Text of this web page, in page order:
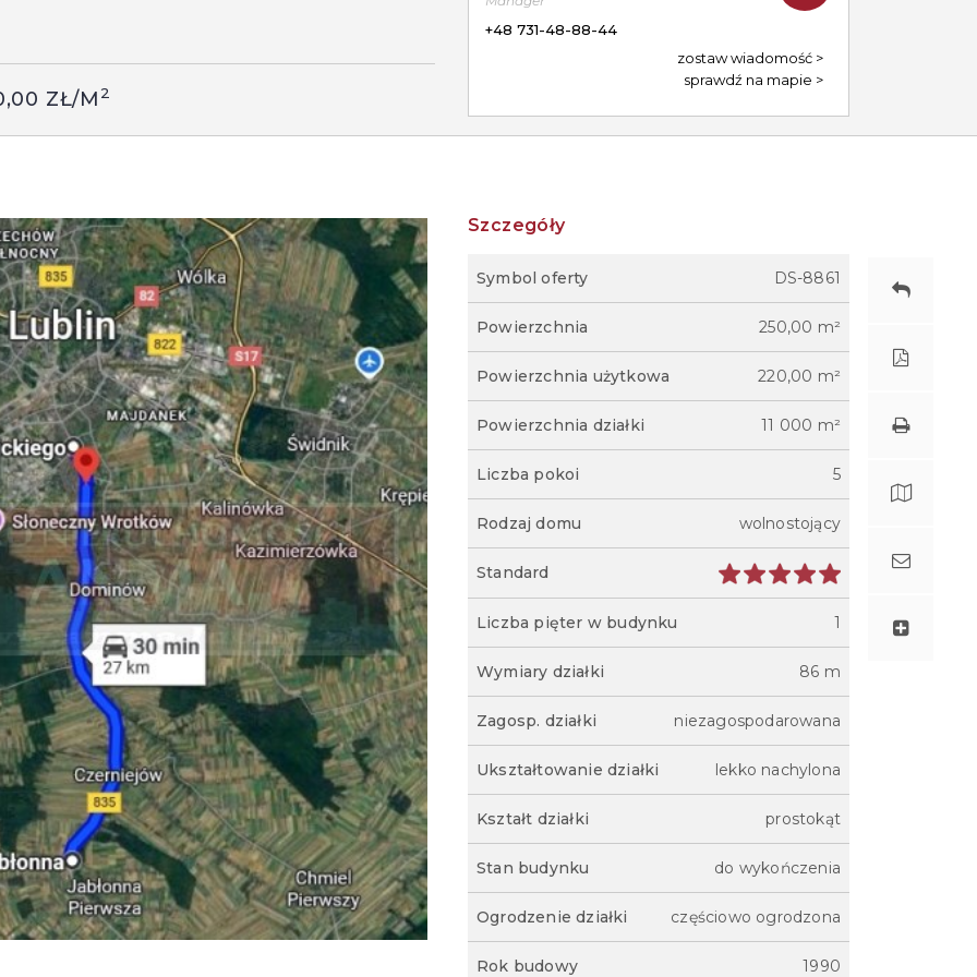
ZŁ/M 2
+48 731-48-88-44
zostaw wiadomość
sprawdź na mapie
Szczegóły
Symbol oferty DS-8861
Powierzchnia 250,00 m²
Powierzchnia użytkowa 220,00 m²
Powierzchnia działki 11 000 m²
Liczba pokoi 5
Rodzaj domu wolnostojący
Standard
Liczba pięter w budynku 1
Wymiary działki 86 m
Zagosp. działki niezagospodarowana
Ukształtowanie działki lekko nachylona
Kształt działki prostokąt
Stan budynku do wykończenia
Ogrodzenie działki częściowo ogrodzona
Rok budowy 1990